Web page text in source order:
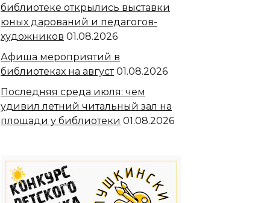
библиотеке открылись выставки
юных дарований и педагогов-
художников 01.08.2026
Афиша мероприятий в
библиотеках на август 01.08.2026
Последняя среда июля: чем
удивил летний читальный зал на
площади у библиотеки 01.08.2026